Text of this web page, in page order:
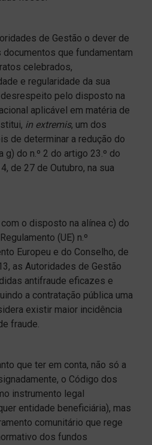
de Gestão o dever de
documentos que fundamentam
celebrados,
e regularidade da sua
pelo disposto na
aplicável em matéria de
in extremis, um dos
de determinar a redução do
g) do n.º 2 do artigo 23.º do
de 27 de Outubro, na sua
o disposto na alínea c) do
(UE) n.º
Europeu e do Conselho, de
as Autoridades de Gestão
antifraude eficazes e
a contratação pública uma
existir maior incidência
fraude.
que ter em conta, não só a
o Código dos
instrumento legal
entidade beneficiária), mas
comunitário que rege
dos fundos